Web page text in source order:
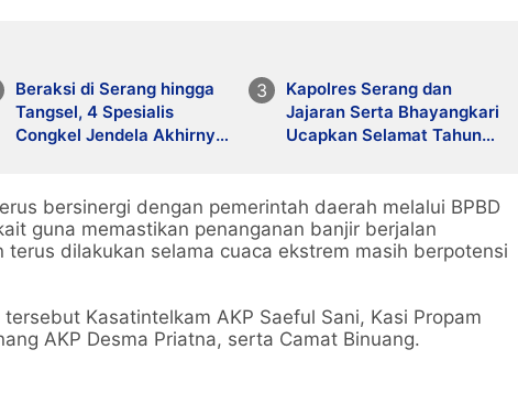
Beraksi di Serang hingga
Tangsel, 4 Spesialis
Congkel Jendela Akhirnya
Kapolres Serang dan
Jajaran Serta Bhayangkari
Ucapkan Selamat Tahun
bersinergi dengan pemerintah daerah melalui BPBD
guna memastikan penanganan banjir berjalan
terus dilakukan selama cuaca ekstrem masih berpotensi
Kasatintelkam AKP Saeful Sani, Kasi Propam
AKP Desma Priatna, serta Camat Binuang.